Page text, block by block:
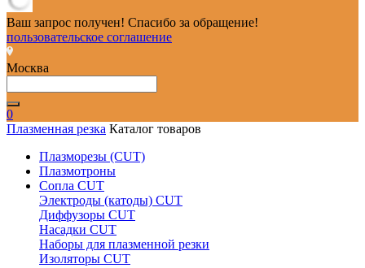
Ваш запрос получен! Спасибо за обращение!
пользовательское соглашение
Москва
0
Плазменная резка Каталог товаров
Плазморезы (CUT)
Плазмотроны
Сопла CUT
Электроды (катоды) CUT
Диффузоры CUT
Насадки CUT
Наборы для плазменной резки
Изоляторы CUT